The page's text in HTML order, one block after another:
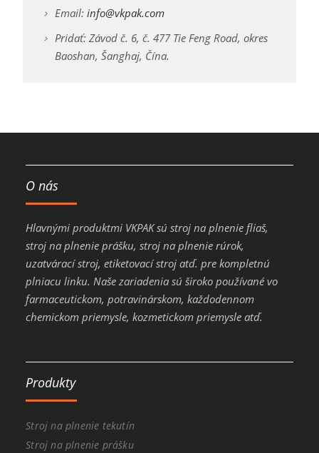
Email: info@vkpak.com
Pridať: Závod č. 6, č. 477 Tie Feng Road, okres
Baoshan, Šanghaj, Čína.
O nás
Hlavnými produktmi VKPAK sú stroj na plnenie fliaš,
stroj na plnenie prášku, stroj na plnenie rúrok,
uzatvárací stroj, etiketovací stroj atď. pre kompletnú
plniacu linku. Naše zariadenia sú široko používané vo
farmaceutickom, potravinárskom, každodennom
chemickom priemysle, kozmetickom priemysle atď.
Produkty
Stroj na plnenie tekutín
Stroj na plnenie prášku